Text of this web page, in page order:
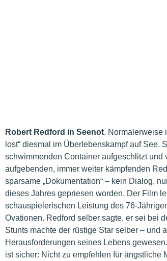
Robert Redford in Seenot. Normalerweise
lost“ diesmal im Überlebenskampf auf See.
schwimmenden Container aufgeschlitzt
aufgebenden, immer weiter kämpfenden
sparsame „Dokumentation“ – kein Dialog,
dieses Jahres gepriesen worden. Der Film
schauspielerischen Leistung des 76-
Ovationen. Redford selber sagte, er sei bei
Stunts machte der rüstige Star selber – und
Herausforderungen seines Lebens
ist sicher: Nicht zu empfehlen für ängstliche